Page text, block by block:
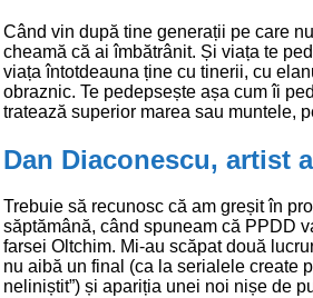
Când vin după tine generații pe care
cheamă că ai îmbătrânit. Și viața te
viața întotdeauna ține cu tinerii, cu
obraznic. Te pedepsește așa cum îi
tratează superior marea sau muntele,
Dan Diaconescu, artist
Trebuie să recunosc că am greșit în
săptămână, când spuneam că PPDD
farsei Oltchim. Mi-au scăpat două
nu aibă un final (ca la serialele create
neliniștit”) și apariția unei noi nișe de